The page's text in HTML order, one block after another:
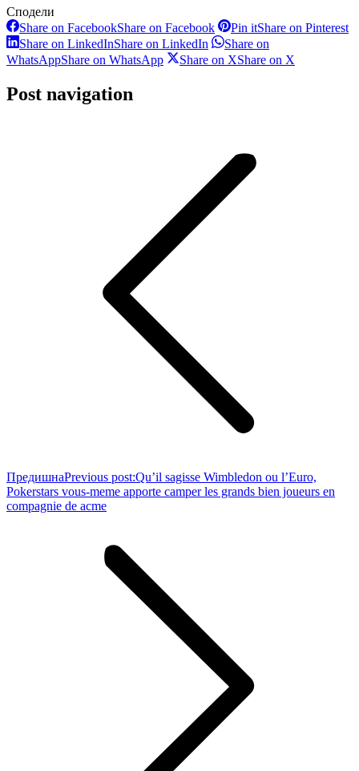
Сподели
Share on FacebookShare on Facebook Pin itShare on Pinterest
Share on LinkedInShare on LinkedIn
Share on
WhatsAppShare on WhatsApp Share on XShare on X
Post navigation
ПредишнаPrevious post:Qu’il sagisse Wimbledon ou l’Euro,
Pokerstars vous-meme apporte camper les grands bien joueurs en
compagnie de acme